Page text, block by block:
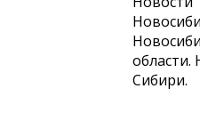
области.
Сибири.